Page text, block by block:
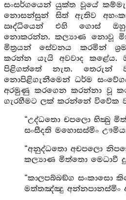
සංසර්ගයෙන් යුක්ත වූයේ
නොසන්සුන් සිත් ඇතිව
ඍද්ධියෙන් එහි ගොස්
නොකරන්න. කල්‍යාණ නොවූ
මිත්‍රයන් සේවනය කරමින්
කරන්න යැයි අවවාද
පිළිගත්තේ නැත. තෙරුන්
නොපිළිගැනීමෙන් ධර්ම
අරමුණු කරගෙන කරන්නා වූ
ගැරහීමට ලක් කරන්නේ විවේක
“උද්ධතො චපලො භික්‍ඛු
සංසීදති මහොසස්මිං
“අනුද්ධතො අචපලො
කල්‍යාණ මිත්තො මෙධාවී
“කාලපබ්බඞ්ග සංකාසො
මත්තඤ්ඤු අන්නපානස්මිං